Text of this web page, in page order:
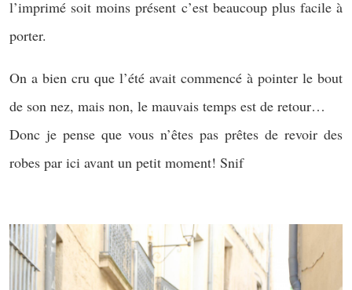
l’imprimé soit moins présent c’est beaucoup plus facile à
porter.
On a bien cru que l’été avait commencé à pointer le bout
de son nez, mais non, le mauvais temps est de retour…
Donc je pense que vous n’êtes pas prêtes de revoir des
robes par ici avant un petit moment! Snif